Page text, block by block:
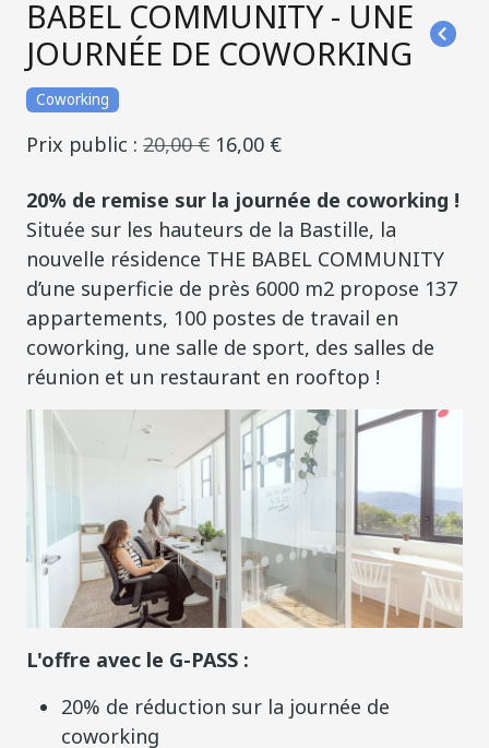
BABEL COMMUNITY - UNE
JOURNÉE DE COWORKING
Coworking
Prix public : 20,00 € 16,00 €
20% de remise sur la journée de coworking !
Située sur les hauteurs de la Bastille, la
nouvelle résidence THE BABEL COMMUNITY
d’une superficie de près 6000 m2 propose 137
appartements, 100 postes de travail en
coworking, une salle de sport, des salles de
réunion et un restaurant en rooftop !
L'offre avec le G-PASS :
20% de réduction sur la journée de
coworking